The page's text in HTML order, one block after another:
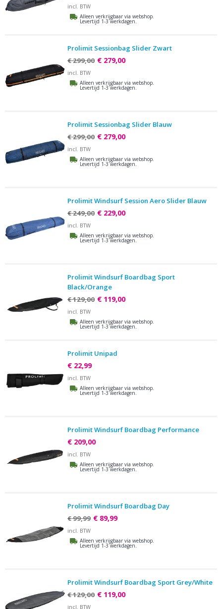
incl. BTW
Alleen verkrijgbaar via webshop.
Levertijd 1-3 werkdagen.
Prolimit Sessionbag Slider Zwart
€ 299,00 € 279,00
incl. BTW
Alleen verkrijgbaar via webshop.
Levertijd 1-3 werkdagen.
Prolimit Sessionbag Slider Blauw
€ 299,00 € 279,00
incl. BTW
Alleen verkrijgbaar via webshop.
Levertijd 1-3 werkdagen.
Prolimit Windsurf Session Aero Slider Blauw
€ 249,00 € 229,00
incl. BTW
Alleen verkrijgbaar via webshop.
Levertijd 1-3 werkdagen.
Prolimit Windsurf Boardbag Sport
Black/Orange
€ 129,00 € 119,00
incl. BTW
Alleen verkrijgbaar via webshop.
Levertijd 1-3 werkdagen.
Prolimit Unipad
€ 22,99
incl. BTW
Alleen verkrijgbaar via webshop.
Levertijd 1-3 werkdagen.
Prolimit Windsurf Boardbag Performance
€ 209,00
incl. BTW
Alleen verkrijgbaar via webshop.
Levertijd 1-3 werkdagen.
Prolimit Windsurf Boardbag Day
€ 99,99 € 89,99
incl. BTW
Alleen verkrijgbaar via webshop.
Levertijd 1-3 werkdagen.
Prolimit Windsurf Boardbag Sport Grey/White
€ 129,00 € 119,00
incl. BTW